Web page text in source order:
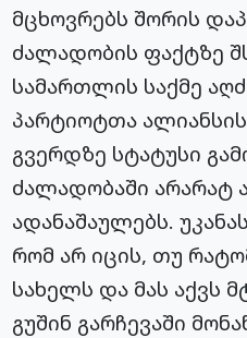
მცხოვრებს შორის
ძალადობის ფაქტზე
სამართლის საქმე
პარტიოტთა
გვერდზე სტატუსი
ძალადობაში არარატ
ადანაშაულებს.
რომ არ იცის, თუ
სახელს და მას აქვს
გუშინ გარჩევაში